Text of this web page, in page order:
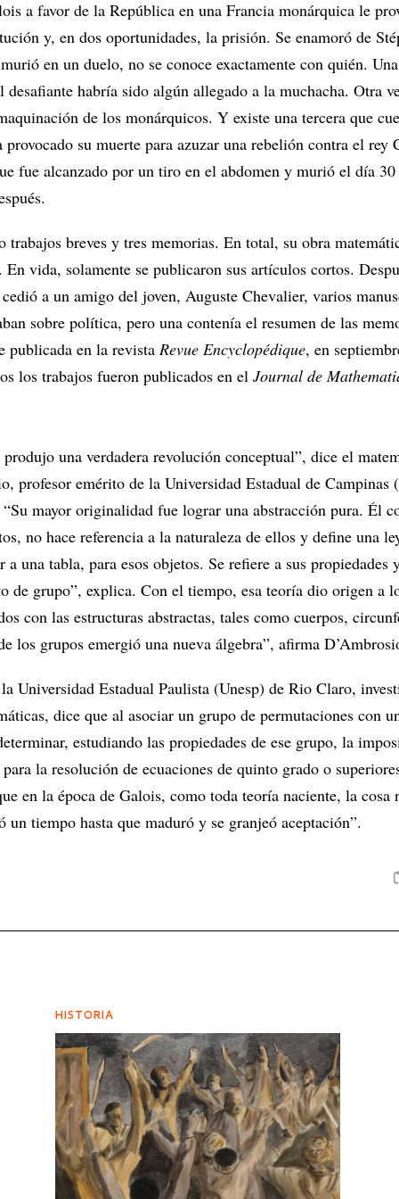
a favor de la República en una Francia monárquica le
y, en dos oportunidades, la prisión. Se enamoró de
en un duelo, no se conoce exactamente con quién.
desafiante habría sido algún allegado a la muchacha. Otra
de los monárquicos. Y existe una tercera que
su muerte para azuzar una rebelión contra el rey
fue alcanzado por un tiro en el abdomen y murió el día 30
trabajos breves y tres memorias. En total, su obra
En vida, solamente se publicaron sus artículos cortos.
a un amigo del joven, Auguste Chevalier, varios
sobre política, pero una contenía el resumen de las
publicada en la revista Revue Encyclopédique, en
los trabajos fueron publicados en el Journal de
una verdadera revolución conceptual”, dice el
profesor emérito de la Universidad Estadual de Campinas
mayor originalidad fue lograr una abstracción pura. Él
no hace referencia a la naturaleza de ellos y define una
una tabla, para esos objetos. Se refiere a sus propiedades
de grupo”, explica. Con el tiempo, esa teoría dio origen a
con las estructuras abstractas, tales como cuerpos,
los grupos emergió una nueva álgebra”, afirma
Universidad Estadual Paulista (Unesp) de Rio Claro,
dice que al asociar un grupo de permutaciones con
estudiando las propiedades de ese grupo, la
la resolución de ecuaciones de quinto grado o
en la época de Galois, como toda teoría naciente, la cosa
tiempo hasta que maduró y se granjeó aceptación”.